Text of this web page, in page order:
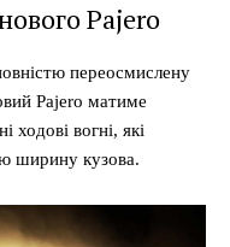
Pajero
переосмислену
Pajero матиме
ходові вогні, які
ширину кузова.